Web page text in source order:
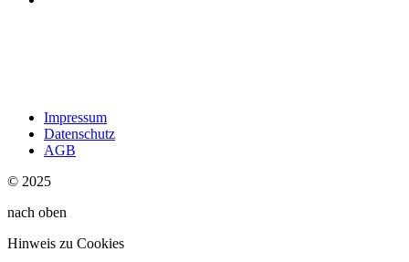
Impressum
Datenschutz
AGB
© 2025
nach oben
Hinweis zu Cookies